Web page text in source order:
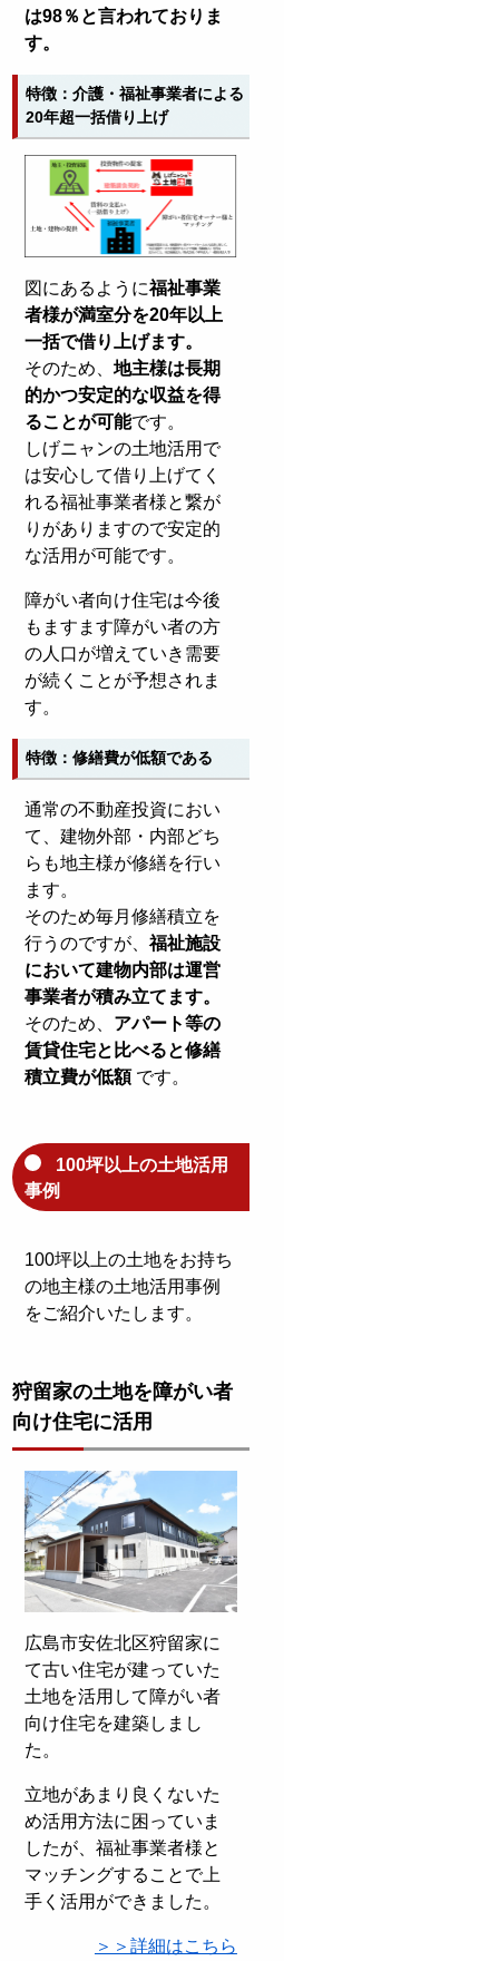
は98％と言われておりま
す。
特徴：介護・福祉事業者による
20年超一括借り上げ
図にあるように福祉事業
者様が満室分を20年以上
一括で借り上げます。
そのため、地主様は長期
的かつ安定的な収益を得
ることが可能です。
しげニャンの土地活用で
は安心して借り上げてく
れる福祉事業者様と繋が
りがありますので安定的
な活用が可能です。
障がい者向け住宅は今後
もますます障がい者の方
の人口が増えていき需要
が続くことが予想されま
す。
特徴：修繕費が低額である
通常の不動産投資におい
て、建物外部・内部どち
らも地主様が修繕を行い
ます。
そのため毎月修繕積立を
行うのですが、福祉施設
において建物内部は運営
事業者が積み立てます。
そのため、 アパート等の
賃貸住宅と比べると修繕
積立費が低額 です。
100坪以上の土地活用
事例
100坪以上の土地をお持ち
の地主様の土地活用事例
をご紹介いたします。
狩留家の土地を障がい者
向け住宅に活用
広島市安佐北区狩留家に
て古い住宅が建っていた
土地を活用して障がい者
向け住宅を建築しまし
た。
立地があまり良くないた
め活用方法に困っていま
したが、福祉事業者様と
マッチングすることで上
手く活用ができました。
＞＞詳細はこちら